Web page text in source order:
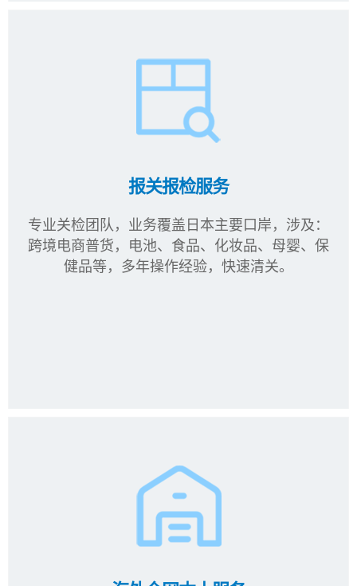
报关报检服务
专业关检团队，业务覆盖日本主要口岸，涉及：
跨境电商普货，电池、食品、化妆品、母婴、保
健品等，多年操作经验，快速清关。